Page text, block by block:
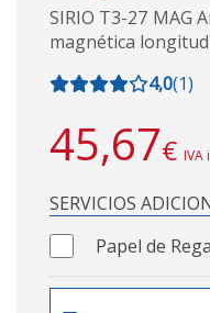
SIRIO T3-27 MAG
magnética longitud
4,0(1)
45,67€ IVA
SERVICIOS
Papel de